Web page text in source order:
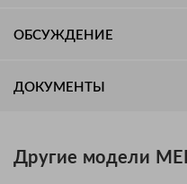
ОБСУЖДЕНИЕ
ДОКУМЕНТЫ
Другие модели